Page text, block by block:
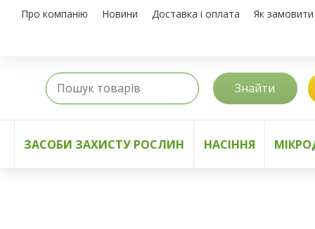
Про компанію Новини Доставка і оплата Як замовити
Знайти
ЗАСОБИ ЗАХИСТУ РОСЛИН НАСІННЯ